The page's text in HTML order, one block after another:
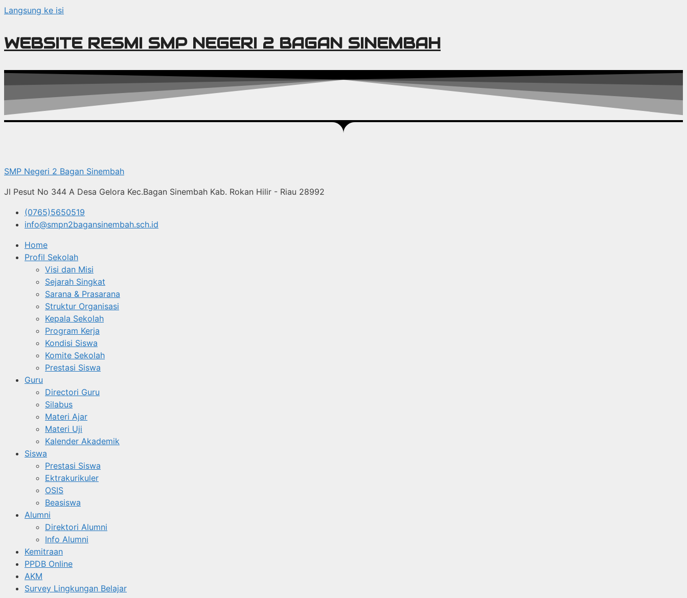
Langsung ke isi
WEBSITE RESMI SMP NEGERI 2 BAGAN SINEMBAH
SMP Negeri 2 Bagan Sinembah
Jl Pesut No 344 A Desa Gelora Kec.Bagan Sinembah Kab. Rokan Hilir - Riau 28992
(0765)5650519
info@smpn2bagansinembah.sch.id
Home
Profil Sekolah
Visi dan Misi
Sejarah Singkat
Sarana & Prasarana
Struktur Organisasi
Kepala Sekolah
Program Kerja
Kondisi Siswa
Komite Sekolah
Prestasi Siswa
Guru
Directori Guru
Silabus
Materi Ajar
Materi Uji
Kalender Akademik
Siswa
Prestasi Siswa
Ektrakurikuler
OSIS
Beasiswa
Alumni
Direktori Alumni
Info Alumni
Kemitraan
PPDB Online
AKM
Survey Lingkungan Belajar